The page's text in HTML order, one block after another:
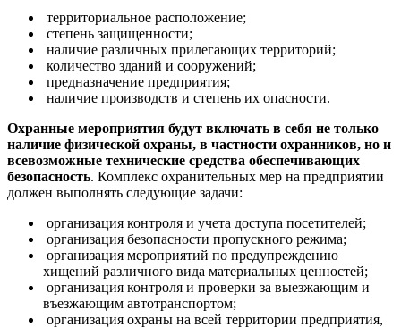
территориальное расположение;
степень защищенности;
наличие различных прилегающих территорий;
количество зданий и сооружений;
предназначение предприятия;
наличие производств и степень их опасности.
Охранные мероприятия будут включать в себя не только
наличие физической охраны, в частности охранников, но и
всевозможные технические средства обеспечивающих
безопасность. Комплекс охранительных мер на предприятии
должен выполнять следующие задачи:
организация контроля и учета доступа посетителей;
организация безопасности пропускного режима;
организация мероприятий по предупреждению
хищений различного вида материальных ценностей;
организация контроля и проверки за выезжающим и
въезжающим автотранспортом;
организация охраны на всей территории предприятия,